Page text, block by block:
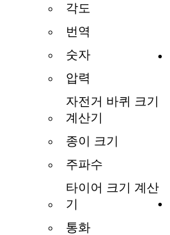
각도
번역
숫자
압력
자전거 바퀴 크기
계산기
종이 크기
주파수
타이어 크기 계산
기
통화